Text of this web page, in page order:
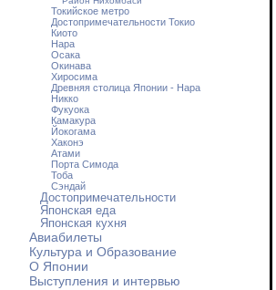
Токийское метро
Достопримечательности Токио
Киото
Нара
Осака
Окинава
Хиросима
Древняя столица Японии - Нара
Никко
Фукуока
Камакура
Йокогама
Хаконэ
Атами
Порта Симода
Тоба
Сэндай
Достопримечательности
Японская еда
Японская кухня
Авиабилеты
Культура и Образование
О Японии
Выступления и интервью